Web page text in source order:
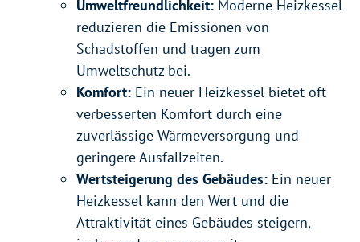
Umweltfreundlichkeit: Moderne Heizkessel
reduzieren die Emissionen von
Schadstoffen und tragen zum
Umweltschutz bei.
Komfort: Ein neuer Heizkessel bietet oft
verbesserten Komfort durch eine
zuverlässige Wärmeversorgung und
geringere Ausfallzeiten.
Wertsteigerung des Gebäudes: Ein neuer
Heizkessel kann den Wert und die
Attraktivität eines Gebäudes steigern,